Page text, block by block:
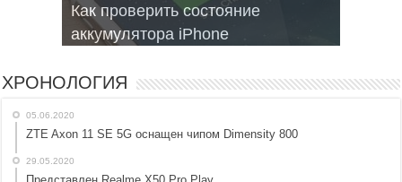
Как проверить состояние
аккумулятора iPhone
Запись текста голосом на Android
топ приложений
Браузеры для смартфонов на
Android и iphone
Не включается Iphone, как
оживить?
Мобильные операционные
системы для смартфонов
ХРОНОЛОГИЯ
05.06.2020
ZTE Axon 11 SE 5G оснащен чипом Dimensity 800
29.05.2020